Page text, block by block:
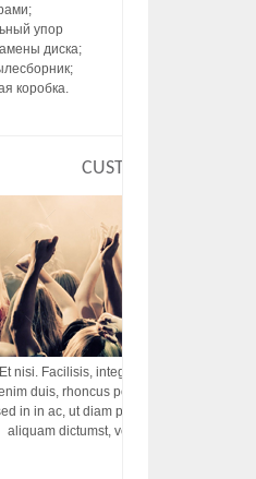
упор
диска;
коробка.
CUSTOM HTML
nisi. Facilisis, integer! Risus augue! Non
duis, rhoncus porttitor ac vut rhoncus
in in ac, ut diam porttitor odio nunc
aliquam dictumst, vel amet tincidunt